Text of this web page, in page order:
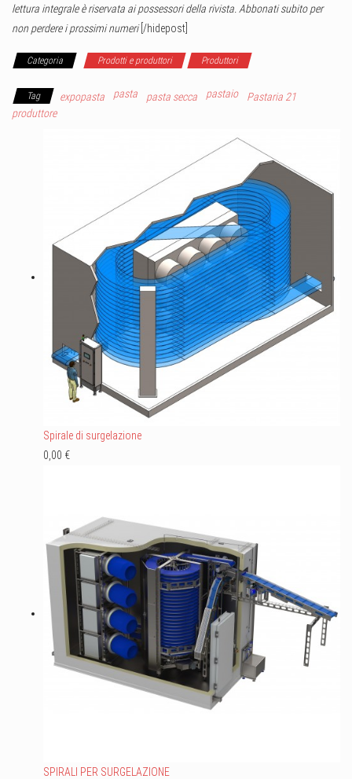
lettura integrale è riservata ai possessori della rivista. Abbonati subito per
non perdere i prossimi numeri[/hidepost]
Categoria Prodotti e produttori Produttori
Tag expopasta pasta pasta secca pastaio
Pastaria 21
produttore
Spirale di surgelazione
0,00 €
SPIRALI PER SURGELAZIONE